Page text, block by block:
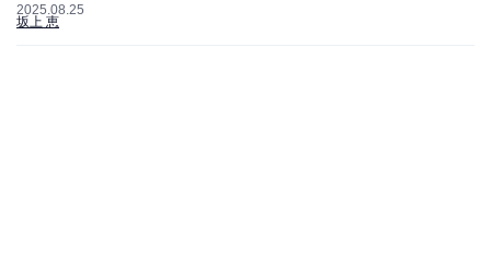
2025.08.25
坂上 恵